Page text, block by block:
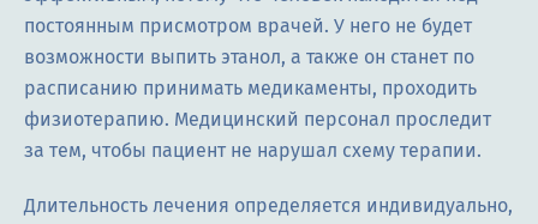
постоянным присмотром врачей. У него не будет
возможности выпить этанол, а также он станет по
расписанию принимать медикаменты, проходить
физиотерапию. Медицинский персонал проследит
за тем, чтобы пациент не нарушал схему терапии.
Длительность лечения определяется индивидуально,